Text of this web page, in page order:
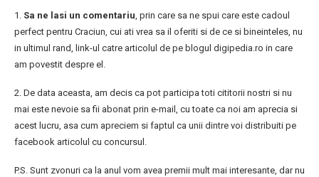
1. Sa ne lasi un comentariu, prin care sa ne spui care este cadoul
perfect pentru Craciun, cui ati vrea sa il oferiti si de ce si bineinteles, nu
in ultimul rand, link-ul catre articolul de pe blogul digipedia.ro in care
am povestit despre el.
2. De data aceasta, am decis ca pot participa toti cititorii nostri si nu
mai este nevoie sa fii abonat prin e-mail, cu toate ca noi am aprecia si
acest lucru, asa cum apreciem si faptul ca unii dintre voi distribuiti pe
facebook articolul cu concursul.
P.S. Sunt zvonuri ca la anul vom avea premii mult mai interesante, dar nu